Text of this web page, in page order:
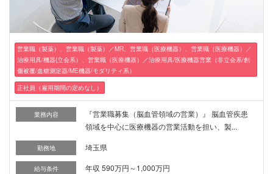
営業職（製薬）、営業職（製薬）／MR、営業職（医療機器）、営業職（医療機器）／
治療用具/機器(立会系）、営業職（医療機器）／治療用具/医療機器営業（非立会系/創
傷被覆/血糖測定器/ME機器/モダリティ系）
正社員（雇用期間の定めなし）
業務内容
『営業職募集（脳血管領域の営業）』 脳血管疾患
領域を中心に医療機器の営業活動を担い、製...
勤務地 埼玉県
給与条件 年収 590万円～1,000万円